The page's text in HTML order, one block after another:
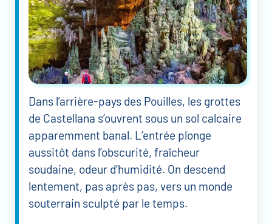
Dans l’arrière-pays des Pouilles, les grottes
de Castellana s’ouvrent sous un sol calcaire
apparemment banal. L’entrée plonge
aussitôt dans l’obscurité, fraîcheur
soudaine, odeur d’humidité. On descend
lentement, pas après pas, vers un monde
souterrain sculpté par le temps.